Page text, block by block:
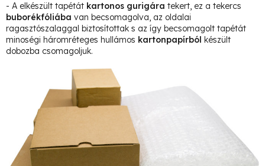
- A elkészült tapétát kartonos gurigára tekert, ez a tekercs
buborékfóliába van becsomagolva, az oldalai
ragasztószalaggal biztosítottak s az így becsomagolt tapétát
minoségi háromréteges hullámos kartonpapírból készült
dobozba csomagoljuk.